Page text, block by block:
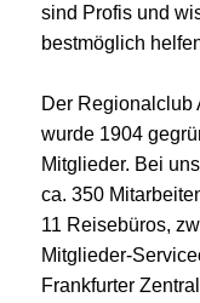
sind Profis und
bestmöglich
Der Regionalclub
wurde 1904
Mitglieder. Bei
ca. 350
11 Reisebüros,
Mitglieder-
Frankfurter